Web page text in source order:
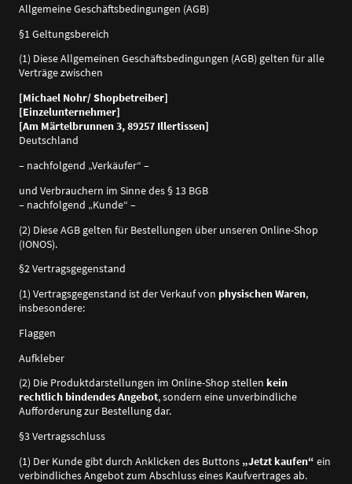
Allgemeine Geschäftsbedingungen (AGB)
§1 Geltungsbereich
(1) Diese Allgemeinen Geschäftsbedingungen (AGB) gelten für alle
Verträge zwischen
[Michael Nohr/ Shopbetreiber]
[Einzelunternehmer]
[Am Märtelbrunnen 3, 89257 Illertissen]
Deutschland
– nachfolgend „Verkäufer“ –
und Verbrauchern im Sinne des § 13 BGB
– nachfolgend „Kunde“ –
(2) Diese AGB gelten für Bestellungen über unseren Online-Shop
(IONOS).
§2 Vertragsgegenstand
(1) Vertragsgegenstand ist der Verkauf von physischen Waren,
insbesondere:
Flaggen
Aufkleber
(2) Die Produktdarstellungen im Online-Shop stellen kein
rechtlich bindendes Angebot, sondern eine unverbindliche
Aufforderung zur Bestellung dar.
§3 Vertragsschluss
(1) Der Kunde gibt durch Anklicken des Buttons „Jetzt kaufen“ ein
verbindliches Angebot zum Abschluss eines Kaufvertrages ab.